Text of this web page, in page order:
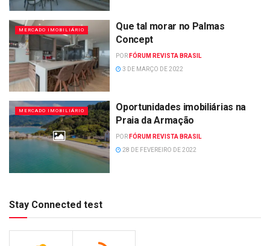
MERCADO IMOBILIÁRIO
Que tal morar no Palmas
Concept
POR FÓRUM REVISTA BRASIL
3 DE MARÇO DE 2022
MERCADO IMOBILIÁRIO
Oportunidades imobiliárias na
Praia da Armação
POR FÓRUM REVISTA BRASIL
28 DE FEVEREIRO DE 2022
Stay Connected test